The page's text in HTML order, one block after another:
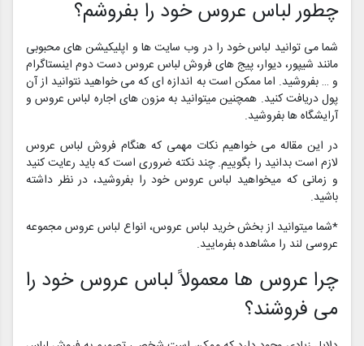
چطور لباس عروس خود را بفروشم؟
شما می توانید لباس خود را در وب سایت ها و اپلیکیشن های محبوبی
مانند شیپور، دیوار، پیج های فروش لباس عروس دست دوم اینستاگرام
و … بفروشید. اما ممکن است به اندازه ای که می خواهید نتوانید از آن
پول دریافت کنید. همچنین میتوانید به مزون های اجاره لباس عروس و
آرایشگاه ها بفروشید.
در این مقاله می خواهیم نکات مهمی که هنگام فروش لباس عروس
لازم است بدانید را بگوییم. چند نکته ضروری است که باید رعایت کنید
و زمانی که میخواهید لباس عروس خود را بفروشید، در نظر داشته
باشید.
*شما میتوانید از بخش خرید لباس عروس، انواع لباس عروس مجموعه
عروسی لند را مشاهده بفرمایید.
چرا عروس ها معمولاً لباس عروس خود را
می فروشند؟